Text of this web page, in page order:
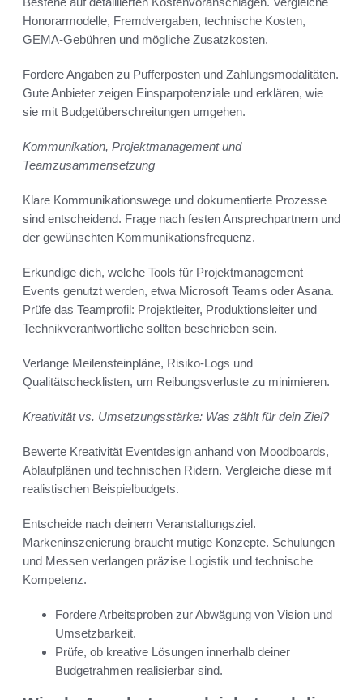
Honorarmodelle, Fremdvergaben, technische Kosten,
GEMA-Gebühren und mögliche Zusatzkosten.
Fordere Angaben zu Pufferposten und Zahlungsmodalitäten.
Gute Anbieter zeigen Einsparpotenziale und erklären, wie
sie mit Budgetüberschreitungen umgehen.
Kommunikation, Projektmanagement und
Teamzusammensetzung
Klare Kommunikationswege und dokumentierte Prozesse
sind entscheidend. Frage nach festen Ansprechpartnern und
der gewünschten Kommunikationsfrequenz.
Erkundige dich, welche Tools für Projektmanagement
Events genutzt werden, etwa Microsoft Teams oder Asana.
Prüfe das Teamprofil: Projektleiter, Produktionsleiter und
Technikverantwortliche sollten beschrieben sein.
Verlange Meilensteinpläne, Risiko-Logs und
Qualitätschecklisten, um Reibungsverluste zu minimieren.
Kreativität vs. Umsetzungsstärke: Was zählt für dein Ziel?
Bewerte Kreativität Eventdesign anhand von Moodboards,
Ablaufplänen und technischen Ridern. Vergleiche diese mit
realistischen Beispielbudgets.
Entscheide nach deinem Veranstaltungsziel.
Markeninszenierung braucht mutige Konzepte. Schulungen
und Messen verlangen präzise Logistik und technische
Kompetenz.
Fordere Arbeitsproben zur Abwägung von Vision und
Umsetzbarkeit.
Prüfe, ob kreative Lösungen innerhalb deiner
Budgetrahmen realisierbar sind.